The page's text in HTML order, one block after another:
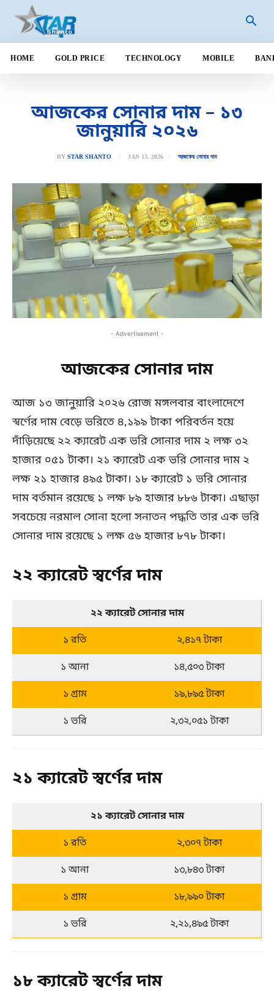
HOME GOLD PRICE TECHNOLOGY MOBILE
আজকের সোনার দাম – ১৩
জানুয়ারি ২০২৬
BY STAR SHANTO JAN 13, 2026 আজকের সোনার দাম
- Advertisement -
আজকের সোনার দাম
আজ ১৩ জানুয়ারি ২০২৬ রোজ মঙ্গলবার বাংলাদেশে
স্বর্ণের দাম বেড়ে ভরিতে ৪,১৯৯ টাকা পরিবর্তন হয়ে
দাঁড়িয়েছে ২২ ক্যারেট এক ভরি সোনার দাম ২ লক্ষ ৩২
হাজার ০৫১ টাকা। ২১ ক্যারেট এক ভরি সোনার দাম ২
লক্ষ ২১ হাজার ৪৯৫ টাকা। ১৮ ক্যারেট ১ ভরি সোনার
দাম বর্তমান রয়েছে ১ লক্ষ ৮৯ হাজার ৮৮৬ টাকা। এছাড়া
সবচেয়ে নরমাল সোনা হলো সনাতন পদ্ধতি তার এক ভরি
সোনার দাম রয়েছে ১ লক্ষ ৫৬ হাজার ৮৭৮ টাকা।
২২ ক্যারেট স্বর্ণের দাম
২২ ক্যারেট সোনার দাম
১ রতি
২,৪১৭ টাকা
১ আনা
১৪,৫০৩ টাকা
১ গ্রাম
১৯,৮৯৫ টাকা
১ ভরি
২,৩২,০৫১ টাকা
২১ ক্যারেট স্বর্ণের দাম
২১ ক্যারেট সোনার দাম
১ রতি
২,৩০৭ টাকা
১ আনা
১৩,৮৪৩ টাকা
১ গ্রাম
১৮,৯৯০ টাকা
১ ভরি
২,২১,৪৯৫ টাকা
১৮ ক্যারেট স্বর্ণের দাম